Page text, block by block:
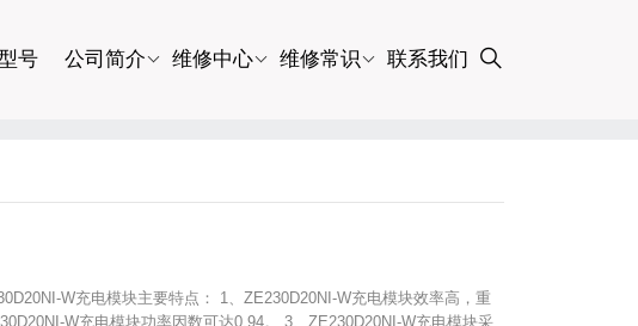
号 公司简介 维修中心 维修常识 联系我们
W充电模块主要特点： 1、ZE230D20NI-W充电模块效率高，重
W充电模块功率因数可达0.94。 3、ZE230D20NI-W充电模块采